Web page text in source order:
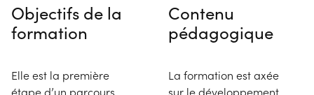
Objectifs de la
formation
Elle est la première
étape d’un parcours
Contenu
pédagogique
La formation est axée
sur le développement